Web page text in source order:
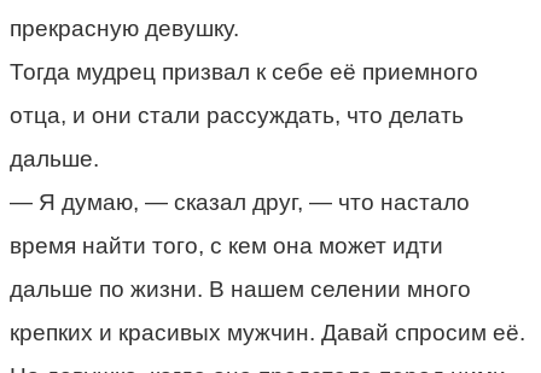
прекрасную девушку.
Тогда мудрец призвал к себе её приемного
отца, и они стали рассуждать, что делать
дальше.
— Я думаю, — сказал друг, — что настало
время найти того, с кем она может идти
дальше по жизни. В нашем селении много
крепких и красивых мужчин. Давай спросим её.